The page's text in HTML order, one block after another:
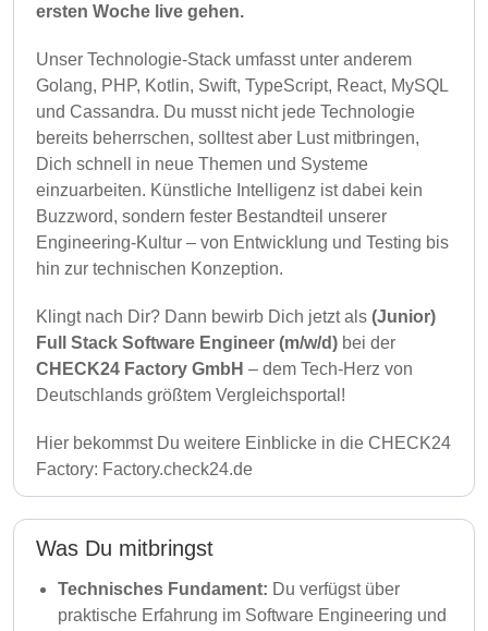
ersten Woche live gehen.
Unser Technologie-Stack umfasst unter anderem
Golang, PHP, Kotlin, Swift, TypeScript, React, MySQL
und Cassandra. Du musst nicht jede Technologie
bereits beherrschen, solltest aber Lust mitbringen,
Dich schnell in neue Themen und Systeme
einzuarbeiten. Künstliche Intelligenz ist dabei kein
Buzzword, sondern fester Bestandteil unserer
Engineering-Kultur – von Entwicklung und Testing bis
hin zur technischen Konzeption.
Klingt nach Dir? Dann bewirb Dich jetzt als (Junior)
Full Stack Software Engineer (m/w/d) bei der
CHECK24 Factory GmbH – dem Tech-Herz von
Deutschlands größtem Vergleichsportal!
Hier bekommst Du weitere Einblicke in die CHECK24
Factory: Factory.check24.de
Was Du mitbringst
Technisches Fundament: Du verfügst über
praktische Erfahrung im Software Engineering und